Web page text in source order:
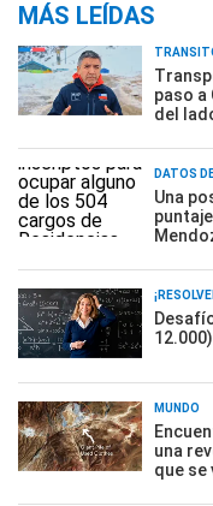
MÁS LEÍDAS
paso a
del
DATOS
Una
MUNDO
una
que se